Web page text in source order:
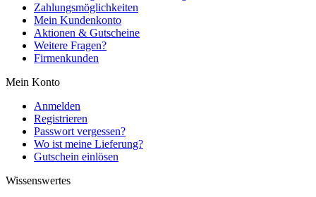
Zahlungsmöglichkeiten
Mein Kundenkonto
Aktionen & Gutscheine
Weitere Fragen?
Firmenkunden
Mein Konto
Anmelden
Registrieren
Passwort vergessen?
Wo ist meine Lieferung?
Gutschein einlösen
Wissenswertes